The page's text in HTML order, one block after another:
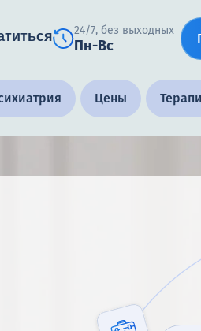
24/7, без выходных
Пн-Вс
Цены